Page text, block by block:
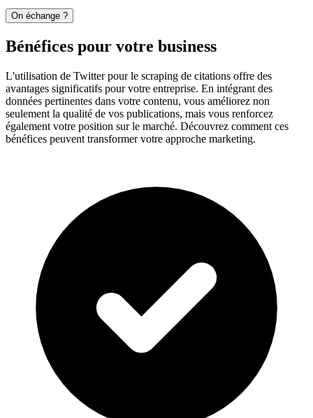
On échange ?
Bénéfices pour votre business
L'utilisation de Twitter pour le scraping de citations offre des
avantages significatifs pour votre entreprise. En intégrant des
données pertinentes dans votre contenu, vous améliorez non
seulement la qualité de vos publications, mais vous renforcez
également votre position sur le marché. Découvrez comment ces
bénéfices peuvent transformer votre approche marketing.